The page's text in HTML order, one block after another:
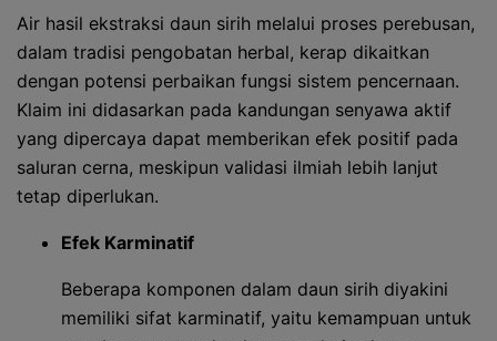
Air hasil ekstraksi daun sirih melalui proses perebusan,
dalam tradisi pengobatan herbal, kerap dikaitkan
dengan potensi perbaikan fungsi sistem pencernaan.
Klaim ini didasarkan pada kandungan senyawa aktif
yang dipercaya dapat memberikan efek positif pada
saluran cerna, meskipun validasi ilmiah lebih lanjut
tetap diperlukan.
Efek Karminatif
Beberapa komponen dalam daun sirih diyakini
memiliki sifat karminatif, yaitu kemampuan untuk